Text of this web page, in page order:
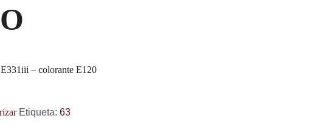
– colorante E120
Etiqueta: 63